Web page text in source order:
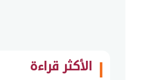
الأكثر قراءة